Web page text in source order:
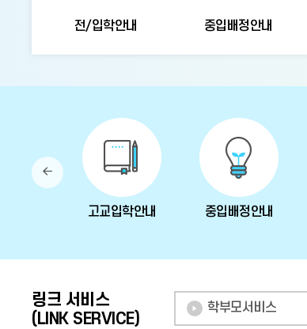
전/입학안내 중입배정안내
이
고교입학안내 중입배정안내
링크 서비스
(LINK SERVICE)
학부모서비스